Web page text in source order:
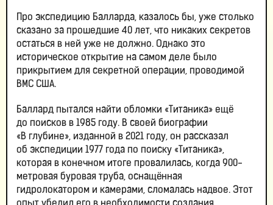
Про экспедицию Балларда, казалось бы, уже столько
сказано за прошедшие 40 лет, что никаких секретов
остаться в ней уже не должно. Однако это
историческое открытие на самом деле было
прикрытием для секретной операции, проводимой
ВМС США.
Баллард пытался найти обломки «Титаника» ещё
до поисков в 1985 году. В своей биографии
«В глубине», изданной в 2021 году, он рассказал
об экспедиции 1977 года по поиску «Титаника»,
которая в конечном итоге провалилась, когда 900-
метровая буровая труба, оснащённая
гидролокатором и камерами, сломалась надвое. Этот